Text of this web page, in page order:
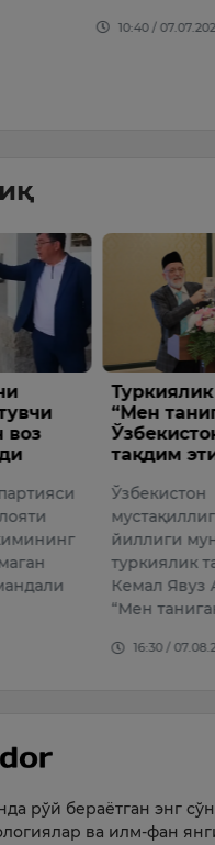
10:40 /
Туркиялик
“Мен
тақдим
Ўзбекистон
йиллиги
туркиялик
Кемал Явуз
“Мен таниган
16:30 /
рўй бераётган энг
ва илм-фан